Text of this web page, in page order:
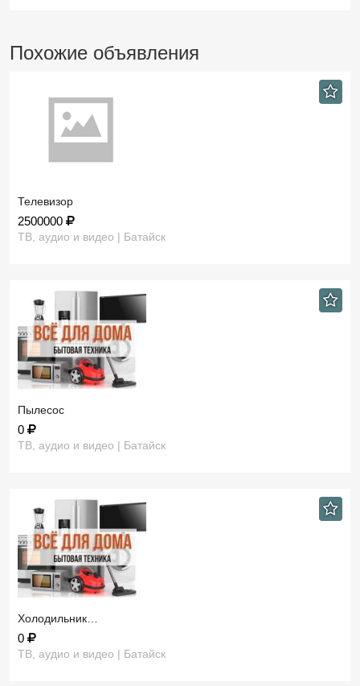
Похожие объявления
Телевизор
2500000
ТВ, аудио и видео | Батайск
Пылесос
0
ТВ, аудио и видео | Батайск
Холодильник…
0
ТВ, аудио и видео | Батайск